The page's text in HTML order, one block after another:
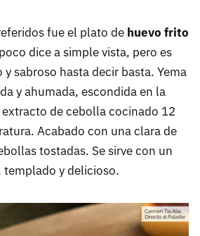
fue el plato de huevo frito
dice a simple vista, pero es
sabroso hasta decir basta. Yema
y ahumada, escondida en la
de cebolla cocinado 12
Acabado con una clara de
tostadas. Se sirve con un
y delicioso.